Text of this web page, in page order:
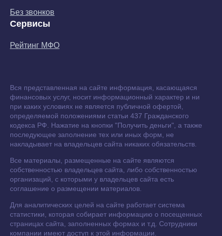
Без звонков
Сервисы
Рейтинг МФО
Вся представленная на сайте информация, касающаяся
финансовых услуг, носит информационный характер и ни
при каких условиях не является публичной офертой,
определяемой положениями статьи 437 Гражданского
кодекса РФ. Нажатие на кнопки "Получить деньги", а также
последующее заполнение тех или иных форм, не
накладывает на владельцев сайта никаких обязательств.
Все материалы, размещенные на сайте являются
собственностью владельцев сайта, либо собственностью
организаций, с которыми у владельцев сайта есть
соглашение о размещении материалов.
Для аналитических целей на сайте работает система
статистики, которая собирает информацию о посещенных
страницах сайта, заполненных формах и т.д. Сотрудники
компании имеют доступ к этой информации.